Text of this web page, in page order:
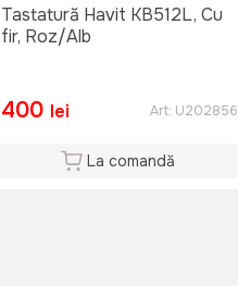
Tastatură Havit KB512L, Cu
fir, Roz/Alb
400 lei Art: U202856
La comandă